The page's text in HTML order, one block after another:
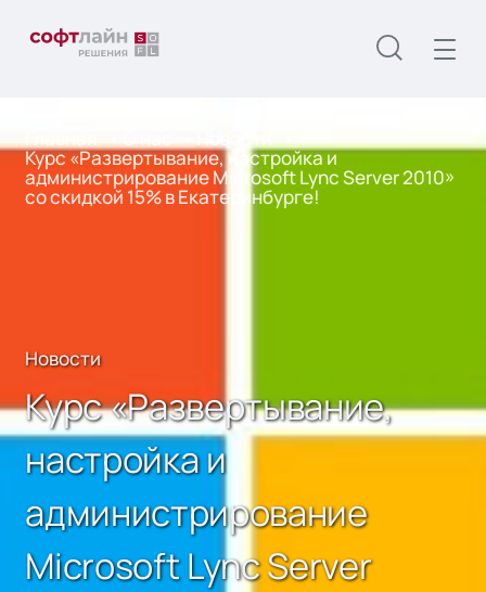
Главная О нас Новости
Курс «Развертывание, настройка и
администрирование Microsoft Lync Server 2010»
со скидкой 15% в Екатеринбурге!
Новости
Курс «Развертывание,
настройка и
администрирование
Microsoft Lync Server